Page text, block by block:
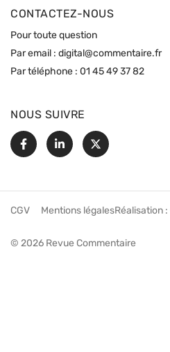
CONTACTEZ-NOUS
Pour toute question
Par email : digital@commentaire.fr
Par téléphone : 01 45 49 37 82
NOUS SUIVRE
FacebookLinkedin
X
© 2026 Revue Commentaire
CGV Mentions légalesRéalisation :